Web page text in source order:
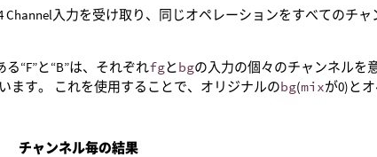
Channel入力を受け取り、同じオペレーションをすべてのチ
“F”と“B”は、それぞれfgとbgの入力の個々のチャンネルを
ます。 これを使用することで、オリジナルのbg(mixが0)と
チャンネル毎の結果